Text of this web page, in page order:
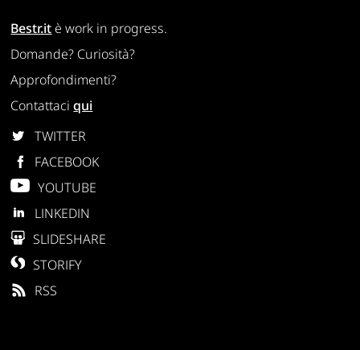
Bestr.it è work in progress.
Domande? Curiosità?
Approfondimenti?
Contattaciqui
TWITTER
FACEBOOK
YOUTUBE
LINKEDIN
SLIDESHARE
STORIFY
RSS